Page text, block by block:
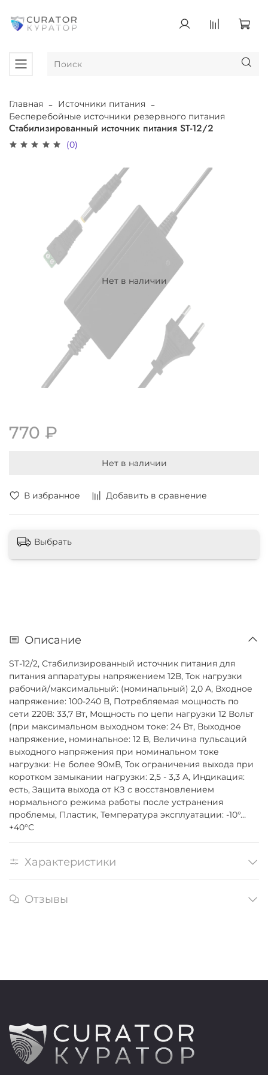
Главная
Источники питания
Бесперебойные источники резервного питания
Стабилизированный источник питания ST-12/2
(0)
В избранное Добавить в сравнение
Нет в наличии
770 ₽
Нет в наличии
Выбрать
Описание
ST-12/2, Стабилизированный источник питания для
питания аппаратуры напряжением 12В, Ток нагрузки
рабочий/максимальный: (номинальный) 2,0 А, Входное
напряжение: 100-240 В, Потребляемая мощность по
сети 220В: 33,7 Вт, Мощность по цепи нагрузки 12 Вольт
(при максимальном выходном токе: 24 Вт, Выходное
напряжение, номинальное: 12 В, Величина пульсаций
выходного напряжения при номинальном токе
нагрузки: Не более 90мВ, Ток ограничения выхода при
коротком замыкании нагрузки: 2,5 - 3,3 А, Индикация:
есть, Защита выхода от КЗ с восстановлением
нормального режима работы после устранения
проблемы, Пластик, Температура эксплуатации: -10°…
+40°С
Характеристики
Отзывы